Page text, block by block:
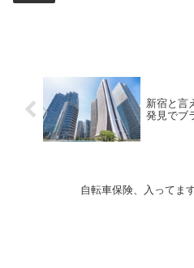
新宿と言
発見でブ
自転車保険、入ってま